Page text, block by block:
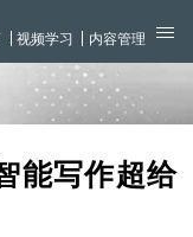
视频学习 内容管理
能写作超给